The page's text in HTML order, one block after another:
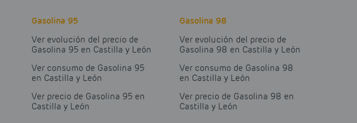
Gasolina 95
Ver evolución del precio de
Gasolina 95 en Castilla y León
Ver consumo de Gasolina 95
en Castilla y León
Ver precio de Gasolina 95 en
Castilla y León
Gasolina 98
Ver evolución del precio de
Gasolina 98 en Castilla y León
Ver consumo de Gasolina 98
en Castilla y León
Ver precio de Gasolina 98 en
Castilla y León